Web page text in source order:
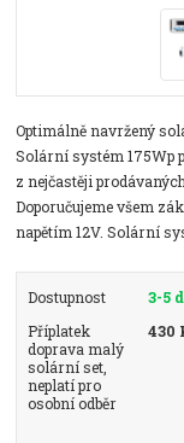
Optimálně navržený
Solární systém 175Wp
z nejčastěji
Doporučujeme všem
napětím 12V. Solární
Dostupnost
3-5
Příplatek
doprava malý
solární set,
neplatí pro
osobní odběr
430